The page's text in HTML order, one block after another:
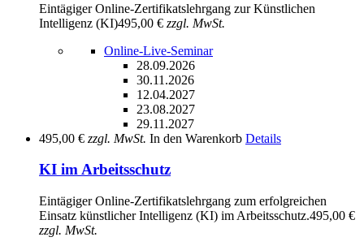
Eintägiger Online-Zertifikatslehrgang zur Künstlichen
Intelligenz (KI)495,00 € zzgl. MwSt.
Online-Live-Seminar
28.09.2026
30.11.2026
12.04.2027
23.08.2027
29.11.2027
495,00 € zzgl. MwSt. In den Warenkorb Details
KI im Arbeitsschutz
Eintägiger Online-Zertifikatslehrgang zum erfolgreichen
Einsatz künstlicher Intelligenz (KI) im Arbeitsschutz.495,00 €
zzgl. MwSt.